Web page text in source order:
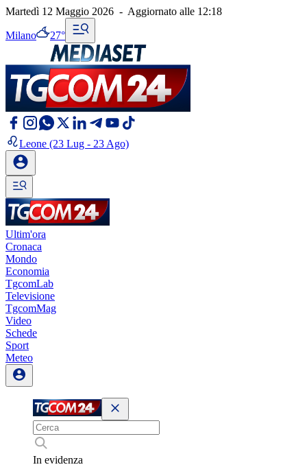
Martedì 12 Maggio 2026 - Aggiornato alle 12:18
Milano 27°
Leone (23 Lug - 23 Ago)
Ultim'ora
Cronaca
Mondo
Economia
TgcomLab
Televisione
TgcomMag
Video
Schede
Sport
Meteo
In evidenza